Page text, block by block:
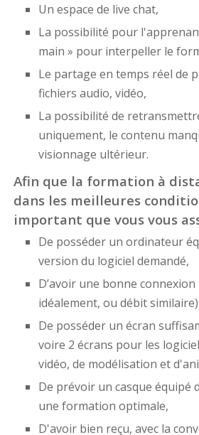
Un espace de live chat,
La possibilité pour
main » pour interpeller le
Le partage en temps réel de
fichiers audio, vidéo,
La possibilité de
uniquement, le contenu
visionnage ultérieur.
Afin que la formation à
dans les meilleures
important que vous vous
De posséder un ordinateur
version du logiciel demandé,
D’avoir une bonne
idéalement, ou débit
De posséder un écran
voire 2 écrans pour les
vidéo, de modélisation et
De prévoir un casque équipé
une formation optimale,
D'avoir bien reçu, avec la